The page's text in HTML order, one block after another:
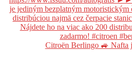
Citroën Berlingo 🚙 Nafta